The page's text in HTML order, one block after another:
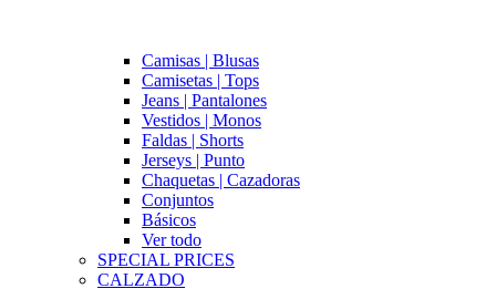
Camisas | Blusas
Camisetas | Tops
Jeans | Pantalones
Vestidos | Monos
Faldas | Shorts
Jerseys | Punto
Chaquetas | Cazadoras
Conjuntos
Básicos
Ver todo
SPECIAL PRICES
CALZADO